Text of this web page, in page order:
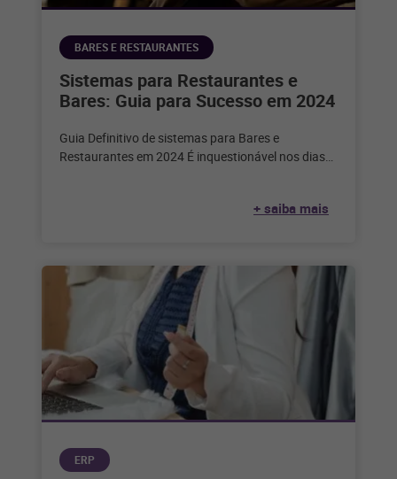
BARES E RESTAURANTES
Sistemas para Restaurantes e
Bares: Guia para Sucesso em 2024
Guia Definitivo de sistemas para Bares e
Restaurantes em 2024 É inquestionável nos dias
+ saiba mais
ERP